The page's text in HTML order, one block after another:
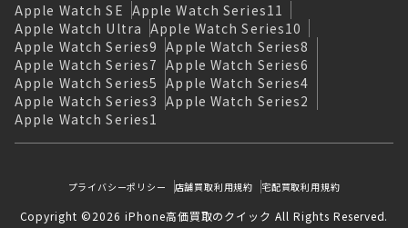
Apple Watch SE Apple Watch Series11
Apple Watch Ultra Apple Watch Series10
Apple Watch Series9 Apple Watch Series8
Apple Watch Series7 Apple Watch Series6
Apple Watch Series5 Apple Watch Series4
Apple Watch Series3 Apple Watch Series2
Apple Watch Series1
プライバシーポリシー 店舗買取利用規約 宅配買取利用規約
Copyright ©2026 iPhone高価買取のクイック All Rights Reserved.